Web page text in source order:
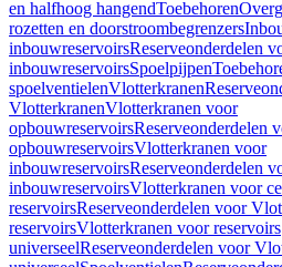
en halfhoog hangendToebehoren
rozetten en doorstroombegrenzers
inbouwreservoirsReserveonderdelen
inbouwreservoirsSpoelpijpen
spoelventielenVlotterkranen
VlotterkranenVlotterkranen voor
opbouwreservoirsReserveonderdelen
opbouwreservoirsVlotterkranen voor
inbouwreservoirsReserveonderdelen
inbouwreservoirsVlotterkranen voor
reservoirsReserveonderdelen voor
reservoirsVlotterkranen voor reservoirs
universeelReserveonderdelen voor